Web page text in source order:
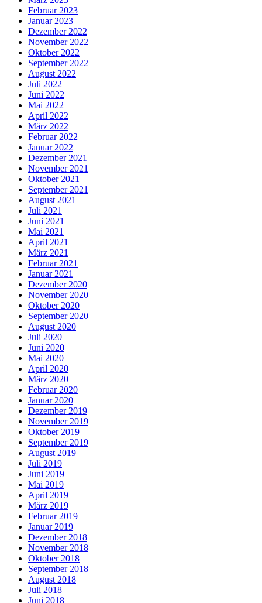
Februar 2023
Januar 2023
Dezember 2022
November 2022
Oktober 2022
September 2022
August 2022
Juli 2022
Juni 2022
Mai 2022
April 2022
März 2022
Februar 2022
Januar 2022
Dezember 2021
November 2021
Oktober 2021
September 2021
August 2021
Juli 2021
Juni 2021
Mai 2021
April 2021
März 2021
Februar 2021
Januar 2021
Dezember 2020
November 2020
Oktober 2020
September 2020
August 2020
Juli 2020
Juni 2020
Mai 2020
April 2020
März 2020
Februar 2020
Januar 2020
Dezember 2019
November 2019
Oktober 2019
September 2019
August 2019
Juli 2019
Juni 2019
Mai 2019
April 2019
März 2019
Februar 2019
Januar 2019
Dezember 2018
November 2018
Oktober 2018
September 2018
August 2018
Juli 2018
Juni 2018